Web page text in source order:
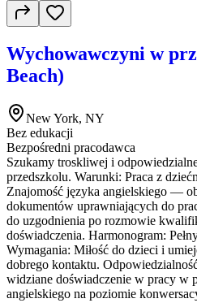
Wychowawczyni w
Beach)
New York, NY
Bez edukacji
Bezpośredni pracodawca
Szukamy troskliwej i
przedszkolu. Warunki: Praca z
Znajomość języka angielskiego —
dokumentów uprawniających do
do uzgodnienia po rozmowie
doświadczenia. Harmonogram:
Wymagania: Miłość do dzieci i
dobrego kontaktu.
widziane doświadczenie w pracy w
angielskiego na poziomie